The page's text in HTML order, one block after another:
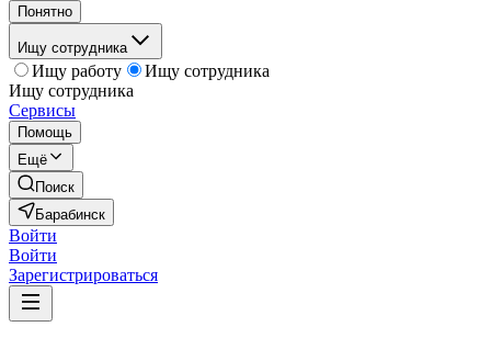
Понятно
Ищу сотрудника
Ищу работу
Ищу сотрудника
Ищу сотрудника
Сервисы
Помощь
Ещё
Поиск
Барабинск
Войти
Войти
Зарегистрироваться